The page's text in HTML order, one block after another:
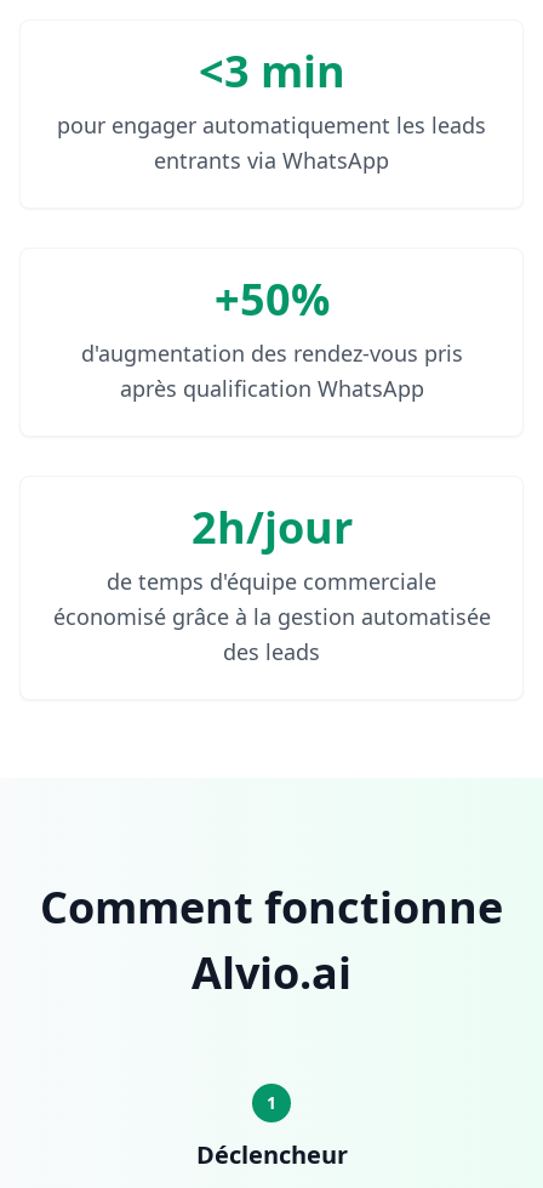
<3 min
pour engager automatiquement les leads
entrants via WhatsApp
+50%
d'augmentation des rendez-vous pris
après qualification WhatsApp
2h/jour
de temps d'équipe commerciale
économisé grâce à la gestion automatisée
des leads
Comment fonctionne
Alvio.ai
1
Déclencheur